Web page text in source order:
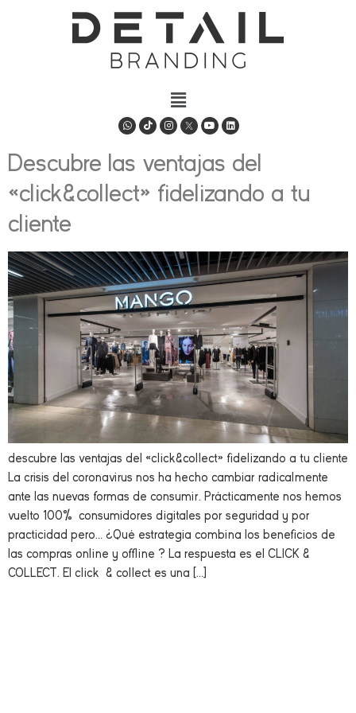
Descubre las ventajas del
«click&collect» fidelizando a tu
cliente
descubre las ventajas del «click&collect» fidelizando a tu cliente
La crisis del coronavirus nos ha hecho cambiar radicalmente
ante las nuevas formas de consumir. Prácticamente nos hemos
vuelto 100% consumidores digitales por seguridad y por
practicidad pero… ¿Qué estrategia combina los beneficios de
las compras online y offline ? La respuesta es el CLICK &
COLLECT. El click & collect es una […]